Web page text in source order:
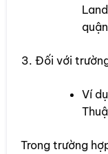
Đối với
Ví
Trong trường